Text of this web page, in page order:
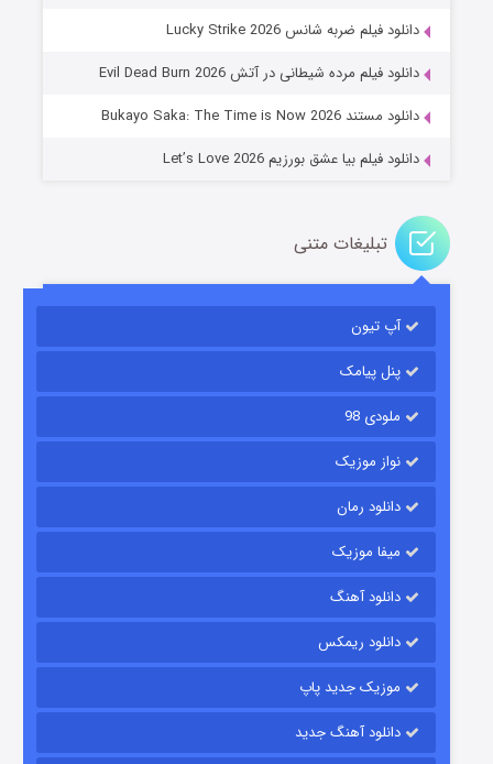
جادوگری در مغولستان
باب اسفنجی فصل ۱۷
قسمت6 (زیرنویس) منتشر شد
قسمت15 (دوبله) منتشر شد
دانلود فیلم ضربه شانس Lucky Strike 2026
دانلود فیلم مرده شیطانی در آتش Evil Dead Burn 2026
دانلود مستند Bukayo Saka: The Time is Now 2026
دانلود فیلم بیا عشق بورزیم Let’s Love 2026
تبلیغات متنی
آپ تیون
پنل پیامک
ملودی 98
نواز موزیک
دانلود رمان
میفا موزیک
دانلود آهنگ
دانلود ریمکس
موزیک جدید پاپ
دانلود آهنگ جدید